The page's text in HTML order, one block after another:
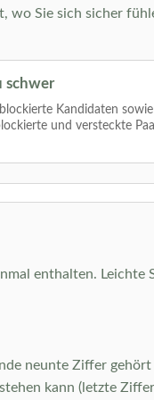
Sie sich sicher
schwer
Kandidaten sowie
und versteckte
enthalten.
neunte Ziffer
kann (letzte